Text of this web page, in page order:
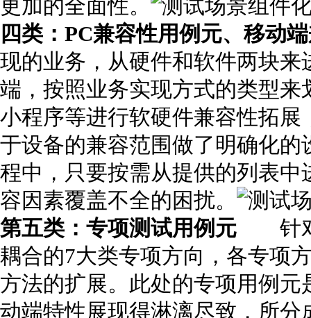
更加的全面性。
四类：PC兼容性用例元、移动
现的业务，从硬件和软件两块
端，按照业务实现方式的类型来
小程序等进行软硬件兼容性拓
于设备的兼容范围做了明确化
程中，只要按需从提供的列表
容因素覆盖不全的困扰。
第五类：专项测试用例元 针对
耦合的7大类专项方向，各专项
方法的扩展。此处的专项用例
动端特性展现得淋漓尽致，所